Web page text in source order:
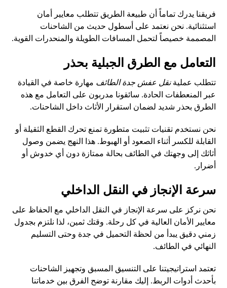
فريقنا يدرك تماماً أن طبيعة الطريق تتطلب معايير أمان
استثنائية. نحن نعتمد على أسطول حديث من الشاحنات
المصممة خصيصاً لتحمل المسافات الطويلة والمنحدرات القوية.
التعامل مع الطرق الجبلية بحذر
تتطلب عمليةنقل عفش جدة الطائف مهارة خاصة في القيادة
عبر المنعطفات الحادة. سائقونا مدربون على التعامل مع هذه
الطرق بحذر شديد لضمان استقرار الأثاث داخل الشاحنات.
نحن نستخدم تقنيات تثبيت متطورة تمنع تحرك القطع الثقيلة أو
القابلة للكسر أثناء الصعود أو الهبوط. هذا النهج يضمن وصول
أثاثك إلى وجهتك في الطائف بحالة ممتازة دون أي خدوش أو
أضرار.
سرعة الإنجاز في النقل الداخلي
نحن نركز على سرعة الإنجاز في النقل الداخلي مع الحفاظ على
معايير الأمان العالية في كل رحلة. وقتك ثمين، لذا نلتزم بجدول
زمني دقيق يبدأ من لحظة التحميل في جدة وحتى التسليم
النهائي في الطائف.
تعتمد استراتيجيتنا على التنسيق المسبق وتجهيز الشاحنات
بأحدث أدوات الربط. إليك مقارنة توضح الفرق بين خدماتنا